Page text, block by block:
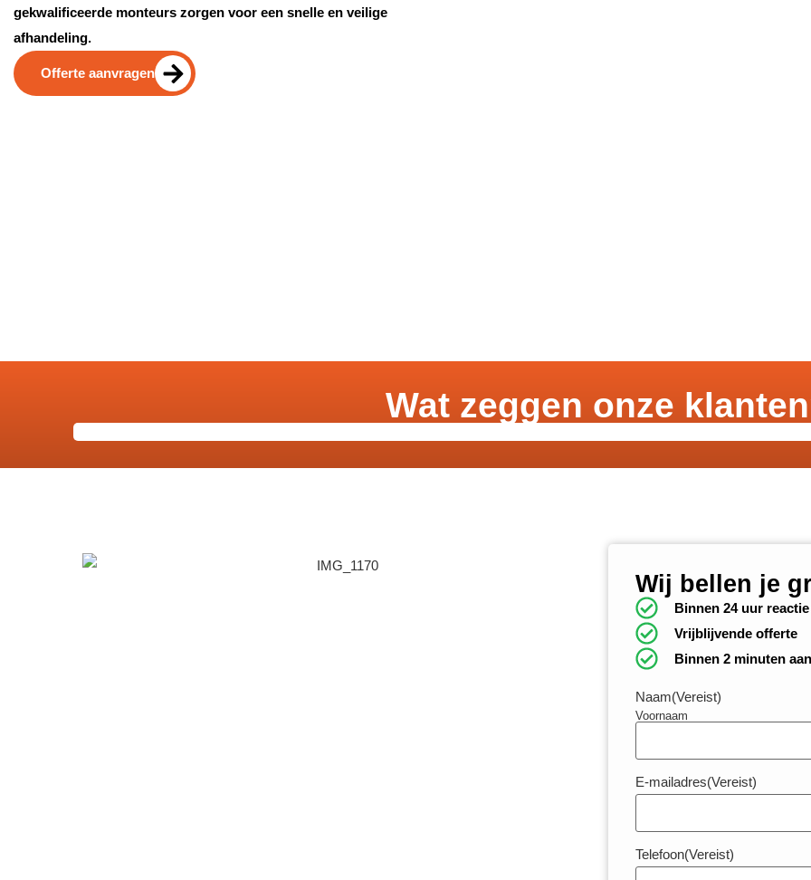
gekwalificeerde monteurs zorgen voor een snelle en veilige
afhandeling.
Offerte aanvragen
Wat zeggen onze
Wij bellen je
Binnen 24 uur reactie
Vrijblijvende offerte
Binnen 2 minuten
Naam(Vereist)
Voornaam
E-mailadres(Vereist)
Telefoon(Vereist)